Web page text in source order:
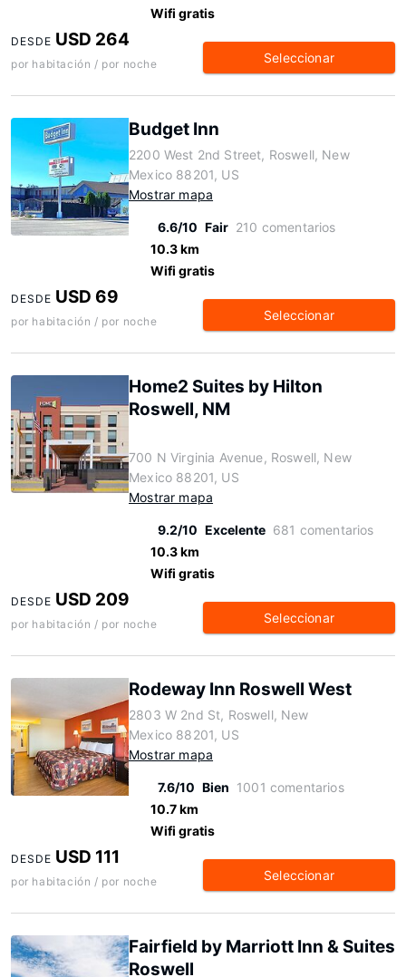
Wifi gratis
DESDE USD 264
por habitación / por noche Seleccionar
Budget Inn
2200 West 2nd Street, Roswell, New
Mexico 88201, US
Mostrar mapa
6.6/10 Fair 210 comentarios
10.3 km
Wifi gratis
DESDE USD 69
por habitación / por noche Seleccionar
Home2 Suites by Hilton
Roswell, NM
700 N Virginia Avenue, Roswell, New
Mexico 88201, US
Mostrar mapa
9.2/10 Excelente 681 comentarios
10.3 km
Wifi gratis
DESDE USD 209
por habitación / por noche Seleccionar
Rodeway Inn Roswell West
2803 W 2nd St, Roswell, New
Mexico 88201, US
Mostrar mapa
7.6/10 Bien 1001 comentarios
10.7 km
Wifi gratis
DESDE USD 111
por habitación / por noche Seleccionar
Fairfield by Marriott Inn & Suites
Roswell